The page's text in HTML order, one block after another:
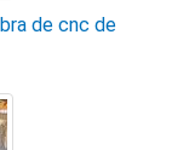
de cnc de